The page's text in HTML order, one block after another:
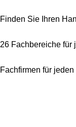
Finden Sie Ihren
26 Fachbereiche für
Fachfirmen für